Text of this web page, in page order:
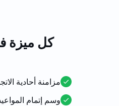
كل ميزة
مزامنة أحادية
وسم إتمام